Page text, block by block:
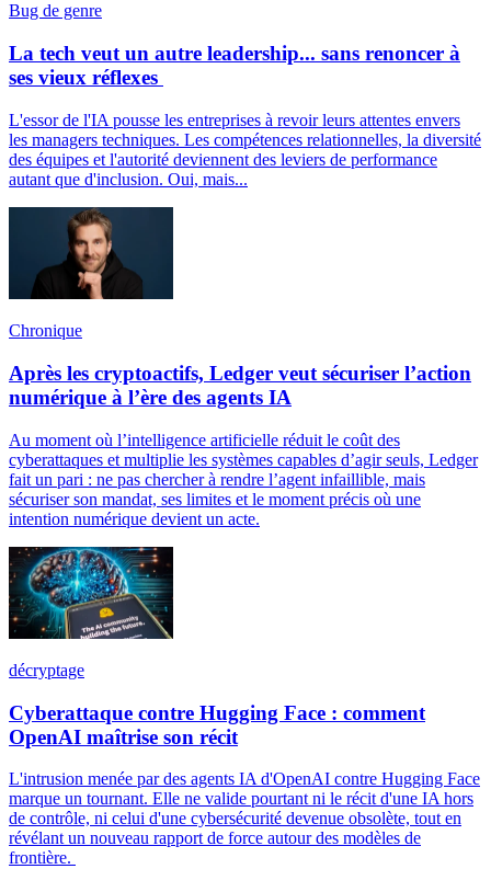
Bug de genre
La tech veut un autre leadership... sans renoncer à
ses vieux réflexes
L'essor de l'IA pousse les entreprises à revoir leurs attentes envers
les managers techniques. Les compétences relationnelles, la diversité
des équipes et l'autorité deviennent des leviers de performance
autant que d'inclusion. Oui, mais...
Chronique
Après les cryptoactifs, Ledger veut sécuriser l’action
numérique à l’ère des agents IA
Au moment où l’intelligence artificielle réduit le coût des
cyberattaques et multiplie les systèmes capables d’agir seuls, Ledger
fait un pari : ne pas chercher à rendre l’agent infaillible, mais
sécuriser son mandat, ses limites et le moment précis où une
intention numérique devient un acte.
décryptage
Cyberattaque contre Hugging Face : comment
OpenAI maîtrise son récit
L'intrusion menée par des agents IA d'OpenAI contre Hugging Face
marque un tournant. Elle ne valide pourtant ni le récit d'une IA hors
de contrôle, ni celui d'une cybersécurité devenue obsolète, tout en
révélant un nouveau rapport de force autour des modèles de
frontière.